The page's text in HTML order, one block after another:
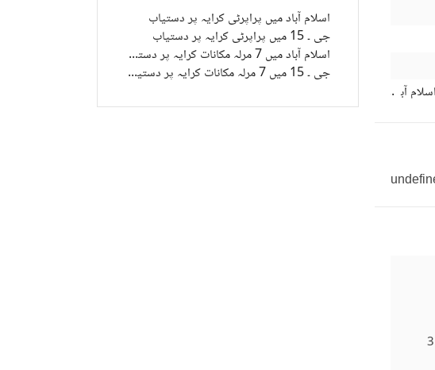
اسلام آباد میں پراپرٹی کرایہ پر دستیاب
جی ۔ 15 میں پراپرٹی کرایہ پر دستیاب
اسلام آباد میں 7 مرلہ مکانات کرایہ پر دستیاب
جی ۔ 15 میں 7 مرلہ مکانات کرایہ پر دستیاب